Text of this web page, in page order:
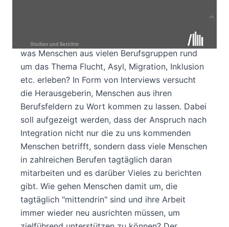
Haben Sie schon einmal darüber nachgedacht,
was Menschen aus vielen Berufsgruppen rund
um das Thema Flucht, Asyl, Migration, Inklusion
etc. erleben? In Form von Interviews versucht
die Herausgeberin, Menschen aus ihren
Berufsfeldern zu Wort kommen zu lassen. Dabei
soll aufgezeigt werden, dass der Anspruch nach
Integration nicht nur die zu uns kommenden
Menschen betrifft, sondern dass viele Menschen
in zahlreichen Berufen tagtäglich daran
mitarbeiten und es darüber Vieles zu berichten
gibt. Wie gehen Menschen damit um, die
tagtäglich "mittendrin" sind und ihre Arbeit
immer wieder neu ausrichten müssen, um